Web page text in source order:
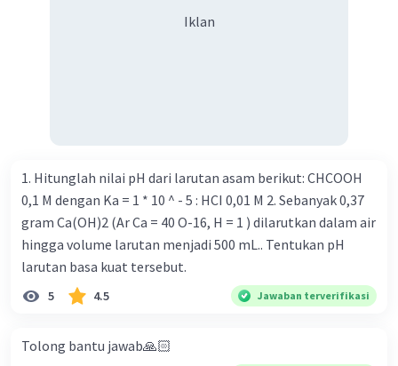
Iklan
1. Hitunglah nilai pH dari larutan asam berikut: CHCOOH
0,1 M dengan Ka = 1 * 10 ^ - 5 : HCI 0,01 M 2. Sebanyak 0,37
gram Ca(OH)2 (Ar Ca = 40 O-16, H = 1 ) dilarutkan dalam air
hingga volume larutan menjadi 500 mL.. Tentukan pH
larutan basa kuat tersebut.
5 4.5 Jawaban terverifikasi
Tolong bantu jawab🙏🏻